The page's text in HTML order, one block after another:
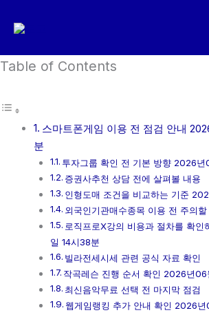
로
너
Table of Contents
스마트폰게임 이용 전 점검 안내
분
투자그룹 확인 전 기본 방향 2026년
증권사추천 상담 전에 살펴볼 내용
인형도매 조건을 비교하는 기준
외국인기관매수종목 이용 전 주의할
로직프로X강의 비용과 절차를 확
일 14시38분
빌라전세시세 관련 공식 자료 확인
작곡레슨 진행 순서 확인 2026년06
최신음악무료 선택 전 마지막 점검
웹게임랭킹 추가 안내 확인 2026